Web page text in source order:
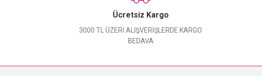
Ücretsiz Kargo
3000 TL ÜZERİ ALIŞVERİŞLERDE KARGO
BEDAVA